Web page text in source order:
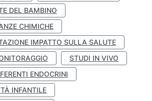
DEL BAMBINO
CHIMICHE
IMPATTO SULLA SALUTE
STUDI IN VIVO
ENDOCRINI
INFANTILE